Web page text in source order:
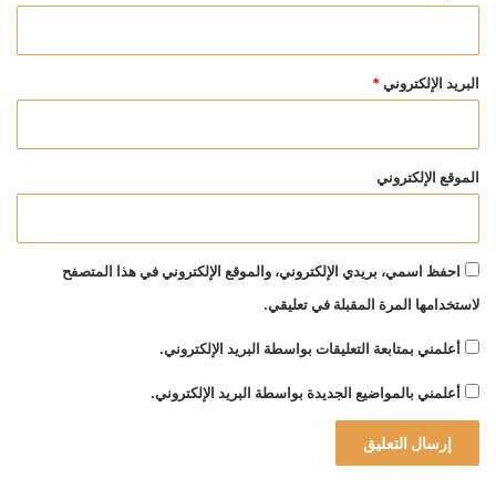
البريد الإلكتروني *
الموقع الإلكتروني
احفظ اسمي، بريدي الإلكتروني، والموقع الإلكتروني في هذا المتصفح
لاستخدامها المرة المقبلة في تعليقي.
أعلمني بمتابعة التعليقات بواسطة البريد الإلكتروني.
أعلمني بالمواضيع الجديدة بواسطة البريد الإلكتروني.